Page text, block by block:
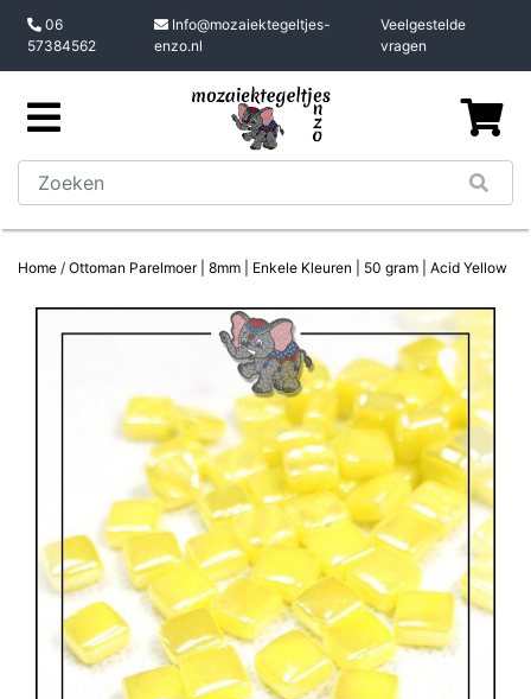
06
57384562
Info@mozaiektegeltjes-
enzo.nl
Veelgestelde
vragen
Home / Ottoman Parelmoer | 8mm | Enkele Kleuren | 50 gram | Acid Yellow